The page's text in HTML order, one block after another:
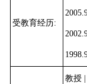
受教育经历:
教授